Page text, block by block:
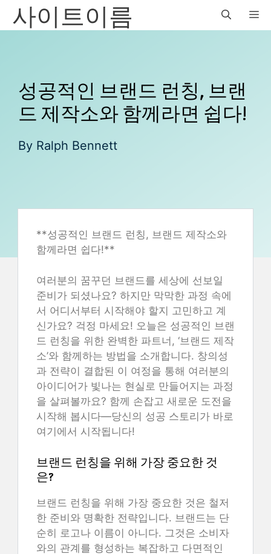
Skip사이트이름
성공적인 브랜드 런칭, 브랜
드 제작소와 함께라면 쉽다!
By Ralph Bennett
**성공적인 브랜드 런칭, 브랜드 제작소와
함께라면 쉽다!**
여러분의 꿈꾸던 브랜드를 세상에 선보일
준비가 되셨나요? 하지만 막막한 과정 속에
서 어디서부터 시작해야 할지 고민하고 계
신가요? 걱정 마세요! 오늘은 성공적인 브랜
드 런칭을 위한 완벽한 파트너, ‘브랜드 제작
소’와 함께하는 방법을 소개합니다. 창의성
과 전략이 결합된 이 여정을 통해 여러분의
아이디어가 빛나는 현실로 만들어지는 과정
을 살펴볼까요? 함께 손잡고 새로운 도전을
시작해 봅시다—당신의 성공 스토리가 바로
여기에서 시작됩니다!
브랜드 런칭을 위해 가장 중요한 것
은?
브랜드 런칭을 위해 가장 중요한 것은 철저
한 준비와 명확한 전략입니다. 브랜드는 단
순히 로고나 이름이 아니다. 그것은 소비자
와의 관계를 형성하는 복잡하고 다면적인